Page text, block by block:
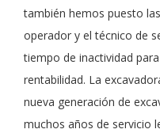
también hemos puesto
operador y el técnico de
tiempo de inactividad
rentabilidad. La
nueva generación de
muchos años de servicio